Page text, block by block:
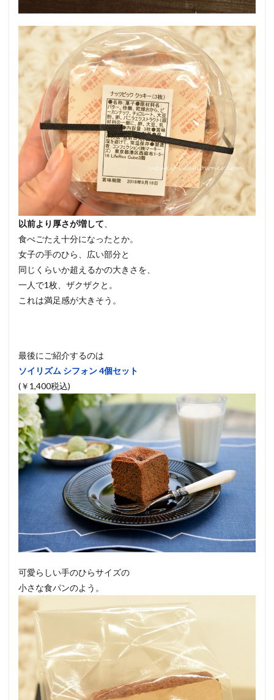
以前より厚さが増して、
食べごたえ十分になったとか。
女子の手のひら、広い部分と
同じくらいか超えるかの大きさを、
一人で1枚、ザクザクと。
これは満足感が大きそう。
最後にご紹介するのは
ソイリズム シフォン 4個セット
(￥1,400税込)
可愛らしい手のひらサイズの
小さな食パンのよう。